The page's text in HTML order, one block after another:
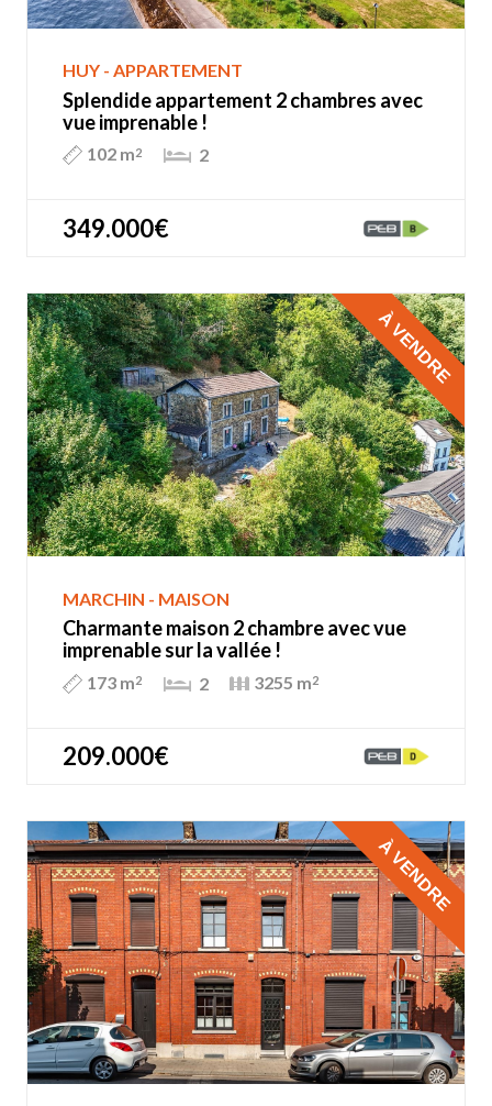
HUY - APPARTEMENT
Splendide appartement 2 chambres avec
vue imprenable !
102 m2 2
349.000€
MARCHIN - MAISON
Charmante maison 2 chambre avec vue
imprenable sur la vallée !
173 m2 2 3255 m2
209.000€
À VENDRE
À VENDRE